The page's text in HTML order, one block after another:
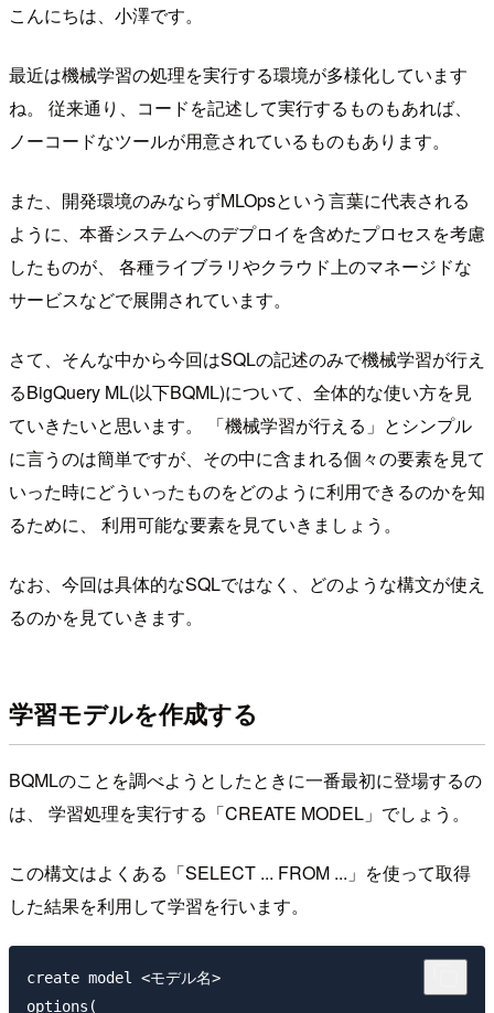
こんにちは、小澤です。
最近は機械学習の処理を実行する環境が多様化しています
ね。 従来通り、コードを記述して実行するものもあれば、
ノーコードなツールが用意されているものもあります。
また、開発環境のみならずMLOpsという言葉に代表される
ように、本番システムへのデプロイを含めたプロセスを考慮
したものが、 各種ライブラリやクラウド上のマネージドな
サービスなどで展開されています。
さて、そんな中から今回はSQLの記述のみで機械学習が行え
るBigQuery ML(以下BQML)について、全体的な使い方を見
ていきたいと思います。 「機械学習が行える」とシンプル
に言うのは簡単ですが、その中に含まれる個々の要素を見て
いった時にどういったものをどのように利用できるのかを知
るために、 利用可能な要素を見ていきましょう。
なお、今回は具体的なSQLではなく、どのような構文が使え
るのかを見ていきます。
学習モデルを作成する
BQMLのことを調べようとしたときに一番最初に登場するの
は、 学習処理を実行する「CREATE MODEL」でしょう。
この構文はよくある「SELECT ... FROM ...」を使って取得
した結果を利用して学習を行います。
create model <モデル名>
options(